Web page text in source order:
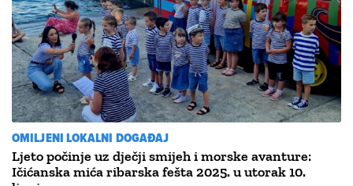
OMILJENI LOKALNI DOGAĐAJ
Ljeto počinje uz dječji smijeh i morske avanture:
Ičićanska mića ribarska fešta 2025. u utorak 10.